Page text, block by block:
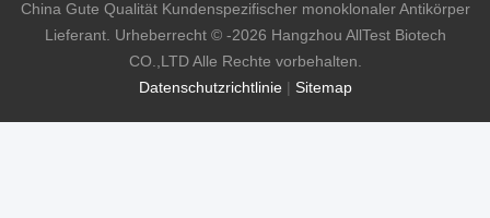
Datenschutzrichtlinie| Sitemap
China Gute Qualität Kundenspezifischer monoklonaler Antikörper
Lieferant. Urheberrecht © -2026 Hangzhou AllTest Biotech
CO.,LTD Alle Rechte vorbehalten.